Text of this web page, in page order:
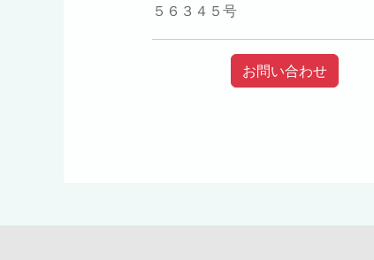
５６３４５号
お問い合わせ